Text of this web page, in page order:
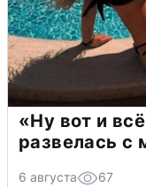
«Ну вот и
развелась
6 августа 67